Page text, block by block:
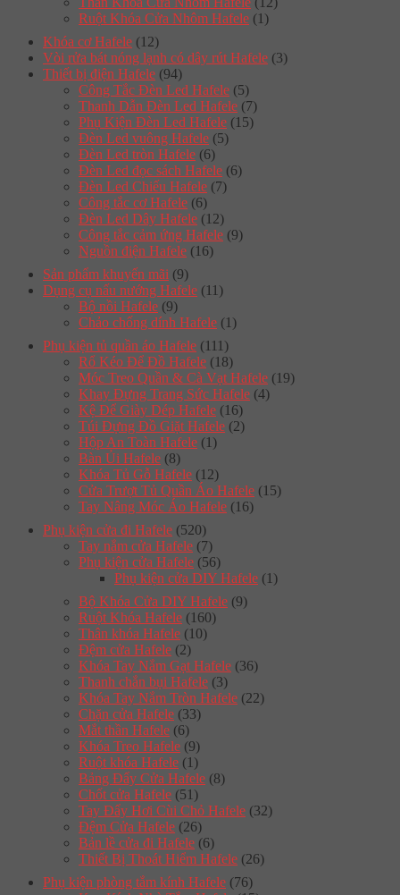
Ruột Khóa Cửa Nhôm Hafele (1)
Khóa cơ Hafele (12)
Vòi rửa bát nóng lạnh có dây rút Hafele (3)
Thiết bị điện Hafele (94)
Công Tắc Đèn Led Hafele (5)
Thanh Dẫn Đèn Led Hafele (7)
Phụ Kiện Đèn Led Hafele (15)
Đèn Led vuông Hafele (5)
Đèn Led tròn Hafele (6)
Đèn Led đọc sách Hafele (6)
Đèn Led Chiếu Hafele (7)
Công tắc cơ Hafele (6)
Đèn Led Dây Hafele (12)
Công tắc cảm ứng Hafele (9)
Nguồn điện Hafele (16)
Sản phẩm khuyến mãi (9)
Dụng cụ nấu nướng Hafele (11)
Bộ nồi Hafele (9)
Chảo chống dính Hafele (1)
Phụ kiện tủ quần áo Hafele (111)
Rổ Kéo Để Đồ Hafele (18)
Móc Treo Quần & Cà Vạt Hafele (19)
Khay Đựng Trang Sức Hafele (4)
Kệ Để Giày Dép Hafele (16)
Túi Đựng Đồ Giặt Hafele (2)
Hộp An Toàn Hafele (1)
Bàn Ủi Hafele (8)
Khóa Tủ Gỗ Hafele (12)
Cửa Trượt Tủ Quần Áo Hafele (15)
Tay Nâng Móc Áo Hafele (16)
Phụ kiện cửa đi Hafele (520)
Tay nắm cửa Hafele (7)
Phụ kiện cửa Hafele (56)
Phụ kiện cửa DIY Hafele (1)
Bộ Khóa Cửa DIY Hafele (9)
Ruột Khóa Hafele (160)
Thân khóa Hafele (10)
Đệm cửa Hafele (2)
Khóa Tay Nắm Gạt Hafele (36)
Thanh chắn bụi Hafele (3)
Khóa Tay Nắm Tròn Hafele (22)
Chặn cửa Hafele (33)
Mắt thần Hafele (6)
Khóa Treo Hafele (9)
Ruột khóa Hafele (1)
Bảng Đẩy Cửa Hafele (8)
Chốt cửa Hafele (51)
Tay Đẩy Hơi Cùi Chỏ Hafele (32)
Đệm Cửa Hafele (26)
Bản lề cửa đi Hafele (6)
Thiết Bị Thoát Hiểm Hafele (26)
Phụ kiện phòng tắm kính Hafele (76)